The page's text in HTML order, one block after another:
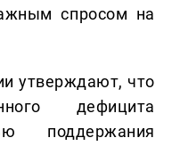
спросом на
утверждают, что
дефицита
поддержания